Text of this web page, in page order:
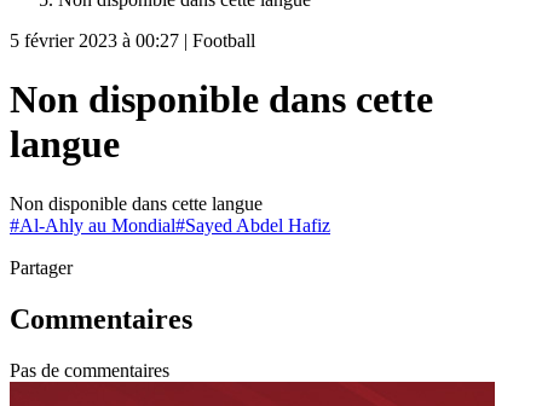
5 février 2023 à 00:27 | Football
Non disponible dans cette
langue
Non disponible dans cette langue
#Al-Ahly au Mondial#Sayed Abdel Hafiz
Partager
Commentaires
Pas de commentaires